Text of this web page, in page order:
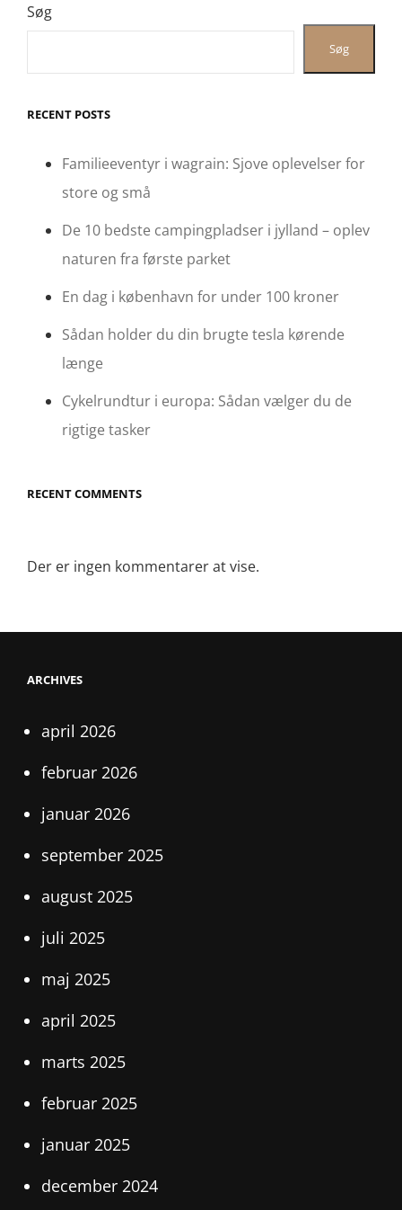
Søg
Søg
RECENT POSTS
Familieeventyr i wagrain: Sjove oplevelser for
store og små
De 10 bedste campingpladser i jylland – oplev
naturen fra første parket
En dag i københavn for under 100 kroner
Sådan holder du din brugte tesla kørende
længe
Cykelrundtur i europa: Sådan vælger du de
rigtige tasker
RECENT COMMENTS
Der er ingen kommentarer at vise.
ARCHIVES
april 2026
februar 2026
januar 2026
september 2025
august 2025
juli 2025
maj 2025
april 2025
marts 2025
februar 2025
januar 2025
december 2024